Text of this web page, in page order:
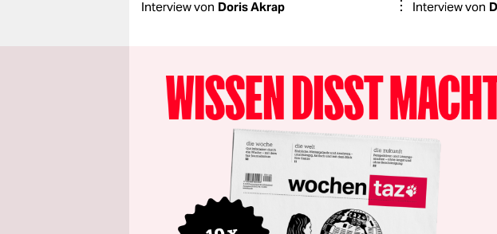
Interview von Doris Akrap Interview von